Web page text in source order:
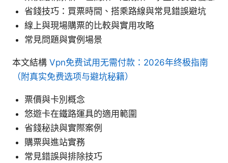
省錢技巧：買票時間、搭乘路線與常見錯誤避坑
線上與現場購票的比較與實用攻略
常見問題與實例場景
本文結構 Vpn免费试用无需付款：2026年终极指南
（附真实免费选项与避坑秘籍）
票價與卡別概念
悠遊卡在鐵路運具的適用範圍
省錢秘訣與實際案例
購票與進站實務
常見錯誤與排除技巧